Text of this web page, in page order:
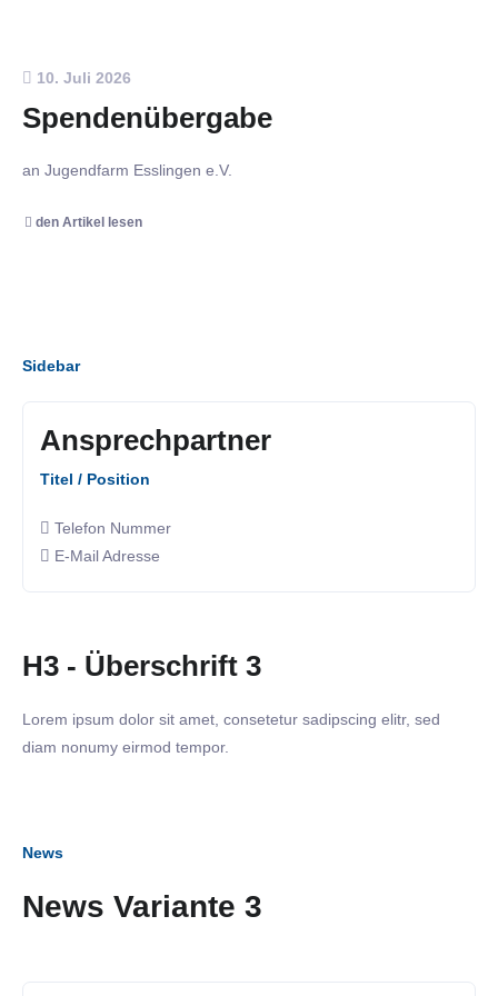
10. Juli 2026
Spendenübergabe
an Jugendfarm Esslingen e.V.
den Artikel lesen
Sidebar
Ansprechpartner
Titel / Position
Telefon Nummer
E-Mail Adresse
H3 - Überschrift 3
Lorem ipsum dolor sit amet, consetetur sadipscing elitr, sed
diam nonumy eirmod tempor.
News
News Variante 3